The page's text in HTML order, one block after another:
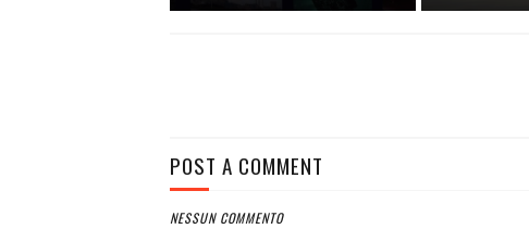
POST A COMMENT
NESSUN COMMENTO